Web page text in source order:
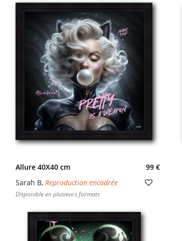
Allure 40X40 cm
99 €
Sarah B, Reproduction encadrée
Disponible en plusieurs formats